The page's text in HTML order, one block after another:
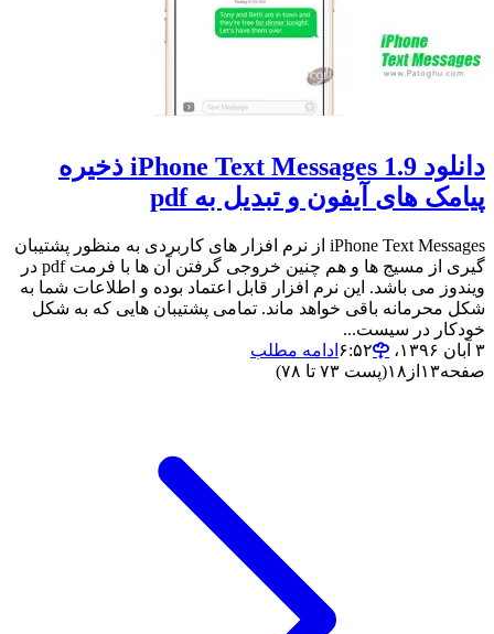
دانلود iPhone Text Messages 1.9 ذخیره
پیامک های آیفون و تبدیل به pdf
iPhone Text Messages از نرم افزار های کاربردی به منظور پشتیبان
گیری از مسیج ها و هم چنین خروجی گرفتن آن ها با فرمت pdf در
ویندوز می باشد. این نرم افزار قابل اعتماد بوده و اطلاعات شما به
شکل محرمانه باقی خواهد ماند. تمامی پشتیبان هایی که به شکل
خودکار در سیست...
۳ آبان ۱۳۹۶،‏ ۶:۵۲
ادامه مطلب
صفحه۱۳ از ۱۸(پست ۷۳ تا ۷۸)